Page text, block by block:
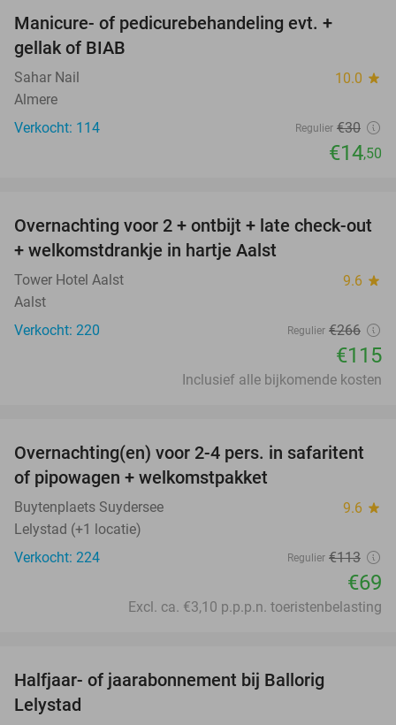
Manicure- of pedicurebehandeling evt. +
gellak of BIAB
Sahar Nail 10.0 star
Almere
Verkocht: 114
Regulier €30
€14,50
57%
Overnachting voor 2 + ontbijt + late check-out
+ welkomstdrankje in hartje Aalst
Tower Hotel Aalst 9.6 star
Aalst
Verkocht: 220
Regulier €266
€115
Inclusief alle bijkomende kosten
39%
Overnachting(en) voor 2-4 pers. in safaritent
of pipowagen + welkomstpakket
Buytenplaets Suydersee 9.6 star
Lelystad (+1 locatie)
Verkocht: 224
Regulier €113
€69
Excl. ca. €3,10 p.p.p.n. toeristenbelasting
Halfjaar- of jaarabonnement bij Ballorig
Lelystad